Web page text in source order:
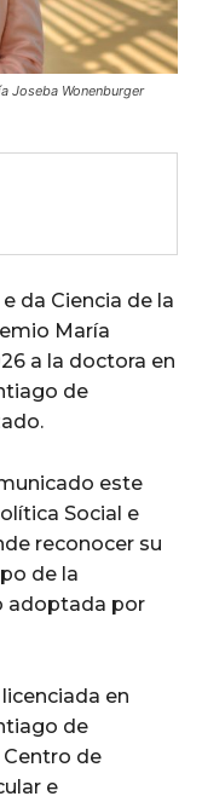
Joseba Wonenburger
da Ciencia de la
María
a la doctora en
de
este
Social e
reconocer su
de la
adoptada por
en
de
de
e